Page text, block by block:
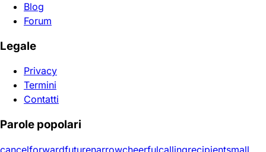
Blog
Forum
Legale
Privacy
Termini
Contatti
Parole popolari
cancelforwardfuturenarrowcheerfulcallingrecipientsmall